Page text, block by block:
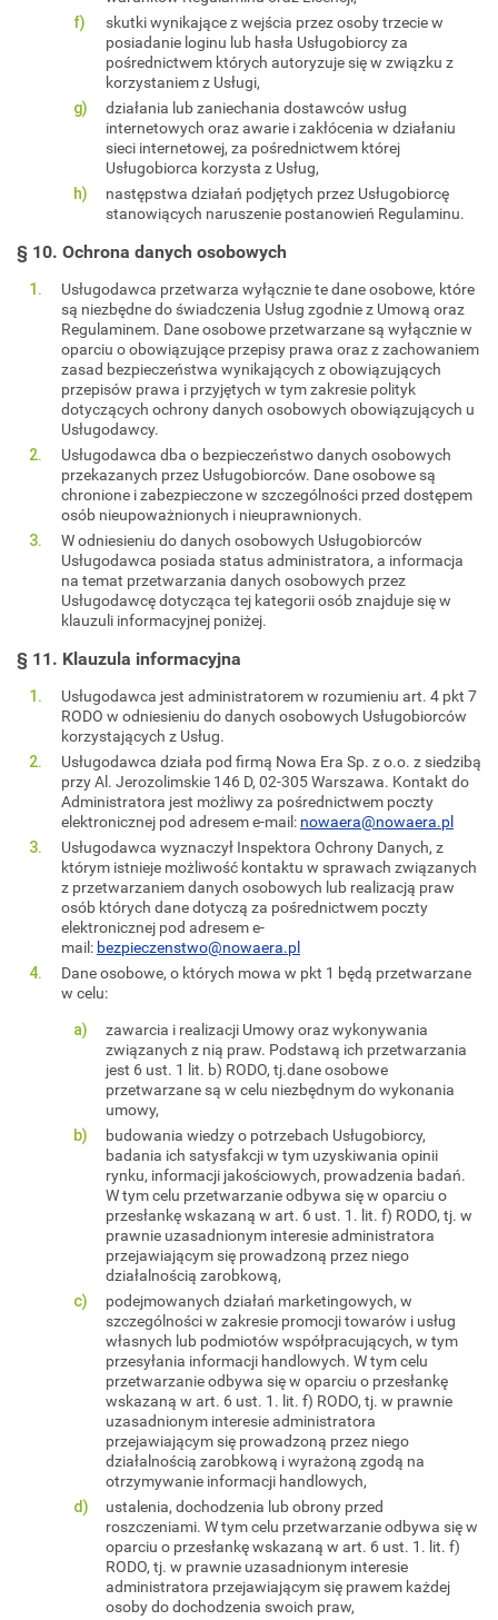
skutki wynikające z wejścia przez osoby trzecie w
posiadanie loginu lub hasła Usługobiorcy za
pośrednictwem których autoryzuje się w związku z
korzystaniem z Usługi,
działania lub zaniechania dostawców usług
internetowych oraz awarie i zakłócenia w działaniu
sieci internetowej, za pośrednictwem której
Usługobiorca korzysta z Usług,
następstwa działań podjętych przez Usługobiorcę
stanowiących naruszenie postanowień Regulaminu.
§ 10. Ochrona danych osobowych
Usługodawca przetwarza wyłącznie te dane osobowe, które
są niezbędne do świadczenia Usług zgodnie z Umową oraz
Regulaminem. Dane osobowe przetwarzane są wyłącznie w
oparciu o obowiązujące przepisy prawa oraz z zachowaniem
zasad bezpieczeństwa wynikających z obowiązujących
przepisów prawa i przyjętych w tym zakresie polityk
dotyczących ochrony danych osobowych obowiązujących u
Usługodawcy.
Usługodawca dba o bezpieczeństwo danych osobowych
przekazanych przez Usługobiorców. Dane osobowe są
chronione i zabezpieczone w szczególności przed dostępem
osób nieupoważnionych i nieuprawnionych.
W odniesieniu do danych osobowych Usługobiorców
Usługodawca posiada status administratora, a informacja
na temat przetwarzania danych osobowych przez
Usługodawcę dotycząca tej kategorii osób znajduje się w
klauzuli informacyjnej poniżej.
§ 11. Klauzula informacyjna
Usługodawca jest administratorem w rozumieniu art. 4 pkt 7
RODO w odniesieniu do danych osobowych Usługobiorców
korzystających z Usług.
Usługodawca działa pod firmą Nowa Era Sp. z o.o. z siedzibą
przy Al. Jerozolimskie 146 D, 02-305 Warszawa. Kontakt do
Administratora jest możliwy za pośrednictwem poczty
elektronicznej pod adresem e-mail: nowaera@nowaera.pl
Usługodawca wyznaczył Inspektora Ochrony Danych, z
którym istnieje możliwość kontaktu w sprawach związanych
z przetwarzaniem danych osobowych lub realizacją praw
osób których dane dotyczą za pośrednictwem poczty
elektronicznej pod adresem e-
mail: bezpieczenstwo@nowaera.pl
Dane osobowe, o których mowa w pkt 1 będą przetwarzane
w celu:
zawarcia i realizacji Umowy oraz wykonywania
związanych z nią praw. Podstawą ich przetwarzania
jest 6 ust. 1 lit. b) RODO, tj.dane osobowe
przetwarzane są w celu niezbędnym do wykonania
umowy,
budowania wiedzy o potrzebach Usługobiorcy,
badania ich satysfakcji w tym uzyskiwania opinii
rynku, informacji jakościowych, prowadzenia badań.
W tym celu przetwarzanie odbywa się w oparciu o
przesłankę wskazaną w art. 6 ust. 1. lit. f) RODO, tj. w
prawnie uzasadnionym interesie administratora
przejawiającym się prowadzoną przez niego
działalnością zarobkową,
podejmowanych działań marketingowych, w
szczególności w zakresie promocji towarów i usług
własnych lub podmiotów współpracujących, w tym
przesyłania informacji handlowych. W tym celu
przetwarzanie odbywa się w oparciu o przesłankę
wskazaną w art. 6 ust. 1. lit. f) RODO, tj. w prawnie
uzasadnionym interesie administratora
przejawiającym się prowadzoną przez niego
działalnością zarobkową i wyrażoną zgodą na
otrzymywanie informacji handlowych,
ustalenia, dochodzenia lub obrony przed
roszczeniami. W tym celu przetwarzanie odbywa się w
oparciu o przesłankę wskazaną w art. 6 ust. 1. lit. f)
RODO, tj. w prawnie uzasadnionym interesie
administratora przejawiającym się prawem każdej
osoby do dochodzenia swoich praw,